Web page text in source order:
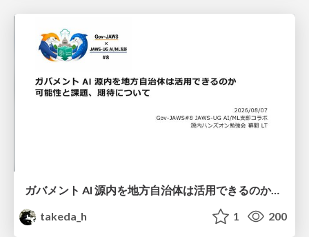
ガバメント AI 源内を地方自治体は活用できるのか 可能性と課題、期待について
takeda_h
1 200